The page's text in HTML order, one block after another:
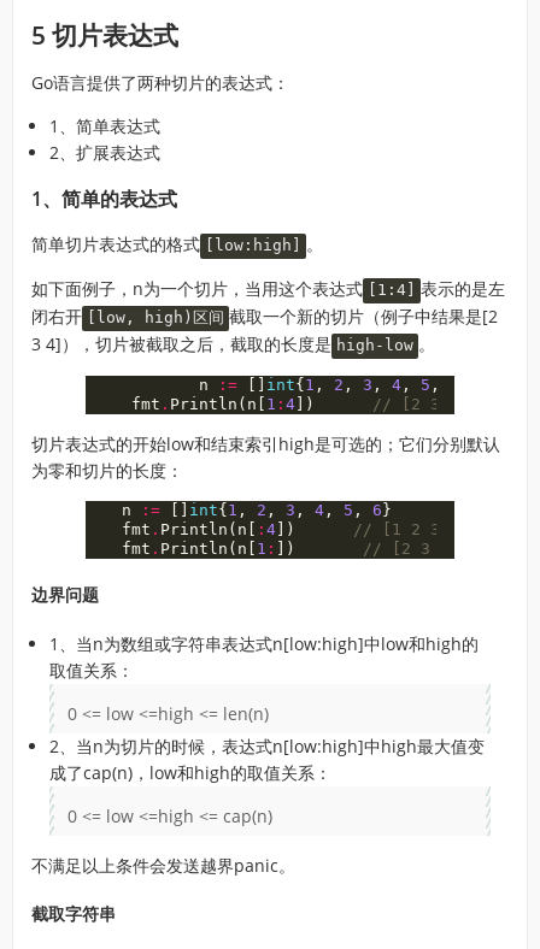
5 切片表达式
Go语言提供了两种切片的表达式：
1、简单表达式
2、扩展表达式
1、简单的表达式
简单切片表达式的格式 [low:high]
。
如下面例子，n为一个切片，当用这个表达式
[1:4]
表示的是左
闭右开
[low, high)区间 截取一个新的切片（例子中结果是[2
3 4]），切片被截取之后，截取的长度是 high-low 。
n := int{ 1 , 2 , 3 , 4 , 5 ,
fmt . Println ( n 1 : 4 ]) // [2 3 4]
切片表达式的开始low和结束索引high是可选的；它们分别默认
为零和切片的长度：
n := int{ 1 , 2 , 3 , 4 , 5 , 6 }
fmt . Println ( n : 4 ])
// [1 2 3 4]，:前面没
fmt . Println ( n 1 : ]) // [2 3 4 5 6]，:后面
边界问题
1、当n为数组或字符串表达式n[low:high]中low和high的
取值关系：
0 <= low <=high <= len(n)
2、当n为切片的时候，表达式n[low:high]中high最大值变
成了cap(n)，low和high的取值关系：
0 <= low <=high <= cap(n)
不满足以上条件会发送越界panic。
截取字符串